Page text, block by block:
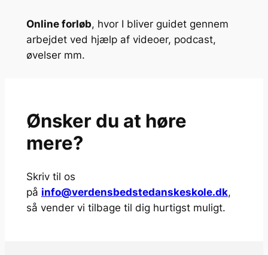
Online forløb, hvor I bliver guidet gennem
arbejdet ved hjælp af videoer, podcast,
øvelser mm.
Ønsker du at høre
mere?
Skriv til os
på info@verdensbedstedanskeskole.dk,
så vender vi tilbage til dig hurtigst muligt.